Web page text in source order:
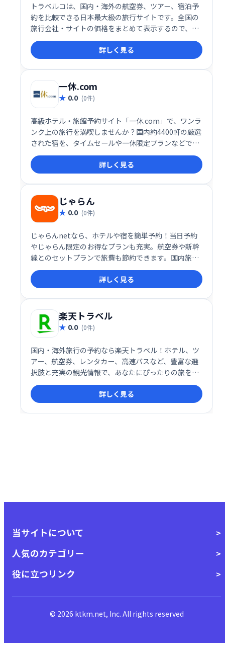
トラベルコは、国内・海外の航空券、ツアー、宿泊予
約を比較できる日本最大級の旅行サイトです。全国の
旅行会社・サイトの価格をまとめて表示するので、お
得なプランが簡単に探せます。格安航空券から豪華な
ツアーまで、あなたの旅をサポートします。
詳しく見る
一休.com
0.0 (0件)
高級ホテル・旅館予約サイト「一休.com」で、ワンラ
ンク上の旅行を満喫しませんか？国内約4400軒の厳選
された宿を、タイムセールや一休限定プランなどでお
得に予約できます。特別な滞在を叶える、充実のサー
ビスをご提供します。詳しく見る
じゃらん
0.0 (0件)
じゃらんnetなら、ホテルや宿を簡単予約！当日予約
やじゃらん限定のお得なプランも充実。航空券や新幹
線とのセットプランで旅費も節約できます。国内旅行
の予約はじゃらんnetにお任せください。
詳しく見る
楽天トラベル
0.0 (0件)
国内・海外旅行の予約なら楽天トラベル！ホテル、ツ
アー、航空券、レンタカー、高速バスなど、豊富な選
択肢と充実の観光情報で、あなたにぴったりの旅をサ
ポートします。日本最大級の宿泊予約サイトで、快適
な旅を計画しましょう。詳しく見る
当サイトについて
人気のカテゴリー
役に立つリンク
© 2026 ktkm.net, Inc. All rights reserved